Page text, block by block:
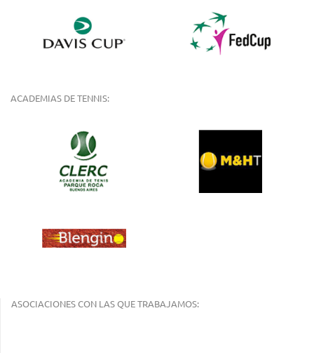
ACADEMIAS DE TENNIS:
ASOCIACIONES CON LAS QUE TRABAJAMOS: